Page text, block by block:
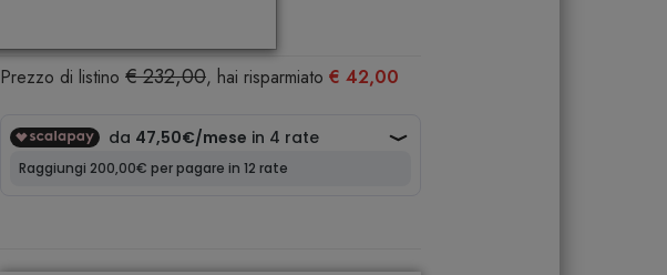
Prezzo di listino € 232,00, hai risparmiato € 42,00